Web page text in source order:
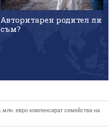
Авторитарен родител ли
съм?
млн. евро компенсират семейства на